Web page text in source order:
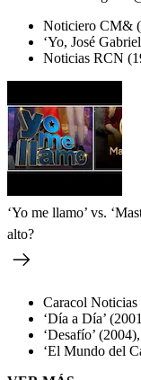
Noticiero CM&
‘Yo, José
Noticias RCN
‘Yo me llamo’ vs.
alto?
Caracol Noticias
‘Día a Día’
‘Desafío’
‘El Mundo del